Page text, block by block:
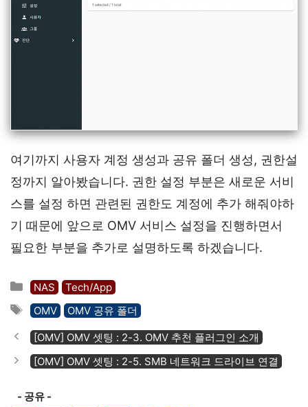
여기까지 사용자 계정 생성과 공유 폴더 생성, 권한설
정까지 알아봤습니다. 권한 설정 부분은 새로운 서비
스를 설정 하면 관련된 권한도 계정에 추가 해줘야하
기 때문에 앞으로 OMV 서비스 설정을 진행하면서
필요한 부분을 추가로 설명하도록 하겠습니다.
카
테
고
리
NAS Tech/App
태
그
OMV OMV 공유 폴더
[OMV] OMV 셋팅 : 2-3. OMV 추천 플러그인 소개
[OMV] OMV 셋팅 : 2-5. SMB 네트워크 드라이브 연결
- 공유 -